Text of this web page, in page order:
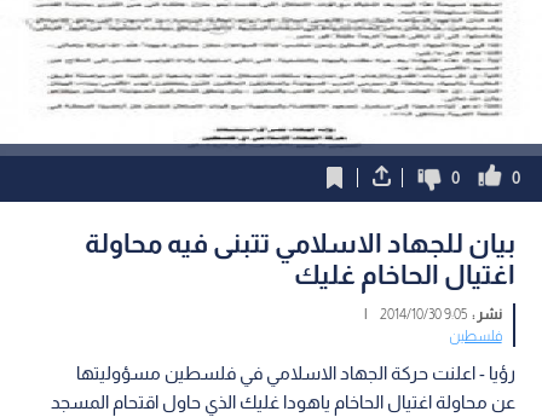
0
0
بيان للجهاد الاسلامي تتبنى فيه محاولة
اغتيال الحاخام غليك
نشر :9:05 2014/10/30
|
فلسطين
رؤيا - اعلنت حركة الجهاد الاسلامي في فلسطين مسؤوليتها
عن محاولة اغتيال الحاخام ياهودا غليك الذي حاول اقتحام المسجد